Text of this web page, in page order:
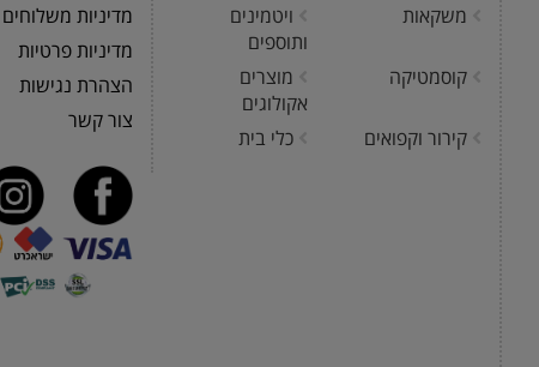
משקאות
ויטמינים
ותוספים
קוסמטיקה
מוצרים
אקולוגים
קירור וקפואים
כלי בית
מדיניות משלוחים
מדיניות פרטיות
הצהרת נגישות
צור קשר